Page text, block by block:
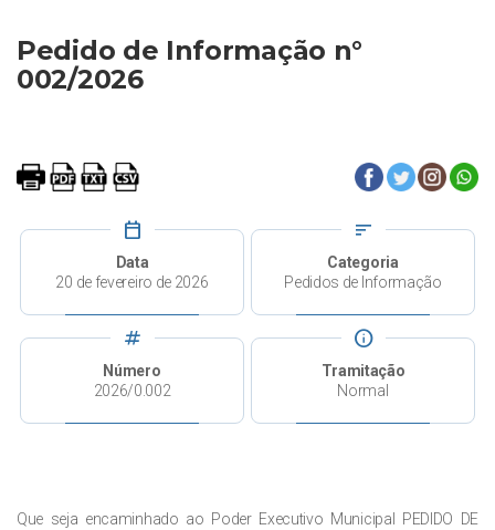
Pedido de Informação n°
002/2026
calendar_today
Data
20 de fevereiro de 2026
sort
Categoria
Pedidos de Informação
tag
Número
2026/0.002
info
Tramitação
Normal
Que seja encaminhado ao Poder Executivo Municipal PEDIDO DE